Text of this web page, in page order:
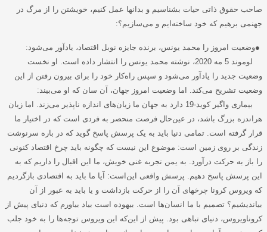
صاحب حقوق ذاتی حیات بشناسیم و بدانها عمل کنیم، خویشتن را از مرگ در
جهنمی برهیم که خود ساخته‌ایم و می‌سازیم؟:
●وضعیت امروز را محمد یونس، برنده جایزه نوبل اقتصاد، یادآور می‌شود :
لوموند 5 مه 2020، نوشته محمد یونس را انتشار داده‌ است. او نخست
وضعیت جدید را یادآور می‌شود و سپس راه‌کار خود را برای بیرون رفتن از این
وضعیت تشریح می‌کند. اما وضعیت امروز جهان، آن سان که او می‌بیند :
بیماری واگیر کوید-19 دارد به جهان ما زیان‌های اندازه ناپذیر می‌زند. اما زیان
هراندزه بزرگ باشد، در عین‌حال فرصت منحصر به فردی است که در اختیار ما
قرار گرفته است. تمامی دنیا باید به یک پرسش پاسخ گوید که در باره سرنوشت
زندگی بر روی زمین است: موضوع این نیست که چگونه باید چرخ اقتصاد کنونی
را باز به حرکت درآورد. به یمن تجربه غنی خویش، ما این اقبال را داریم که به
این پرسش پاسخ دهیم. پرسش واقعی این‌است: آیا ما باید به اقتصادی بازگردیم
که ویروس کرونا چرخهای آن را از حرکت بازداشت و یا باید به عبور از آن
بیاندیشیم؟ تصمیم با ما انسان‌ها است. بیهوده‌ است بیاد بیاورم که دنیای پیش از
کروناویروس، دنیای تباهی بود. پیش از این‌که این ویروس توجه‌ها را به خود جلب